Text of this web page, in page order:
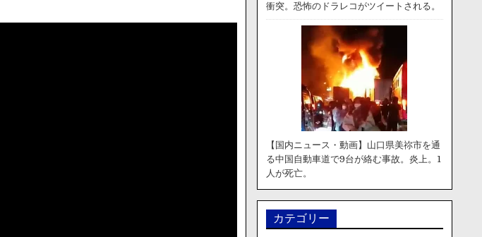
衝突。恐怖のドラレコがツイートされる。
【国内ニュース・動画】山口県美祢市を通
る中国自動車道で9台が絡む事故。炎上。1
人が死亡。
カテゴリー